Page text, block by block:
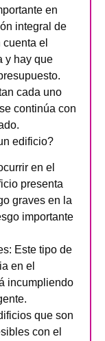
en
integral de
el
y hay que
cada uno
continúa con
edificio?
en el
presenta
graves en la
importante
: Este tipo de
en el
incumpliendo
que son
con el